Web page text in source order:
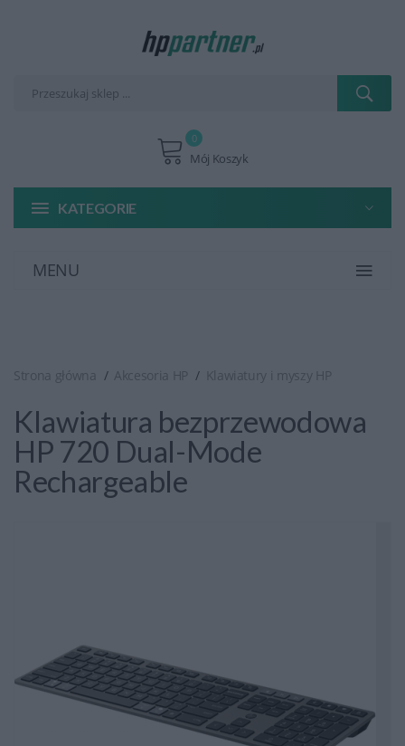
Mój Koszyk
0
KATEGORIE
MENU
Strona główna Akcesoria HP Klawiatury i myszy HP
Klawiatura bezprzewodowa
HP 720 Dual-Mode
Rechargeable